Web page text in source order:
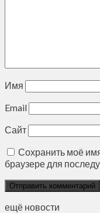
Имя
Email
Сайт
Сохранить моё
браузере для
ещё новости